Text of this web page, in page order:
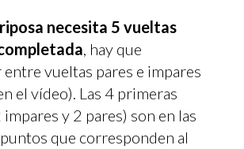
necesita 5 vueltas
, hay que
vueltas pares e impares
el vídeo). Las 4 primeras
y 2 pares) son en las
que corresponden al